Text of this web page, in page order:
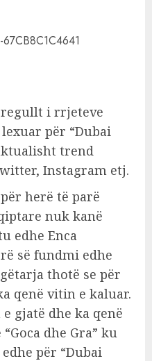
i rrjeteve
për “Dubai
trend
Instagram etj.
herë të parë
nuk kanë
edhe Enca
së fundmi edhe
thotë se për
qenë vitin e kaluar.
gjatë dhe ka qenë
dhe Gra” ku
për “Dubai